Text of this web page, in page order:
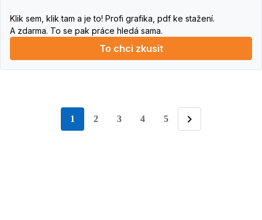
Klik sem, klik tam a je to! Profi grafika, pdf ke stažení.
A zdarma. To se pak práce hledá sama.
To chci zkusit
stránka
1 2 3 4 5
Následující